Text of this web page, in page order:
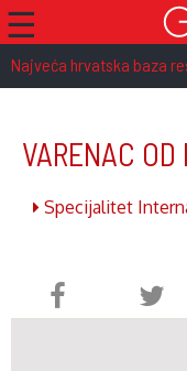
☰
Najveća hrvatska baza
VARENAC
Specijalitet